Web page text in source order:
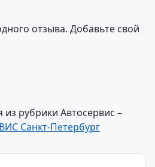
отзыва. Добавьте свой
рубрики Автосервис –
Санкт-Петербург